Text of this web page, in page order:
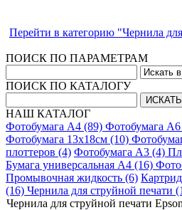
Перейти в категорию "Чернила
ПОИСК ПО ПАРАМЕТРАМ
ПОИСК ПО КАТАЛОГУ
НАШ КАТАЛОГ
Фотобумага A4 (89) Фотобумага
Фотобумага 13х18см (10)
плоттеров (4) Фотобумага A3 (4)
Бумага универсальная A4 (16)
Промывочная жидкость (6)
(16) Чернила для струйной печати
Чернила для струйной печати